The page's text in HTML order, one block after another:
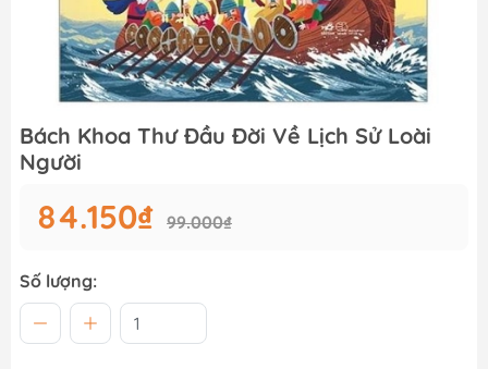
Bách Khoa Thư Đầu Đời Về Lịch Sử Loài
Người
84.150₫ 99.000₫
Số lượng: